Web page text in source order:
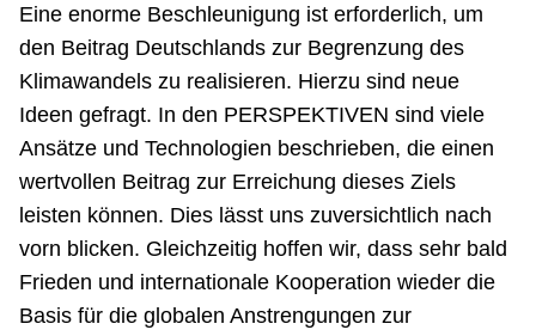
Eine enorme Beschleunigung ist erforderlich, um
den Beitrag Deutschlands zur Begrenzung des
Klimawandels zu realisieren. Hierzu sind neue
Ideen gefragt. In den PERSPEKTIVEN sind viele
Ansätze und Technologien beschrieben, die einen
wertvollen Beitrag zur Erreichung dieses Ziels
leisten können. Dies lässt uns zuversichtlich nach
vorn blicken. Gleichzeitig hoffen wir, dass sehr bald
Frieden und internationale Kooperation wieder die
Basis für die globalen Anstrengungen zur